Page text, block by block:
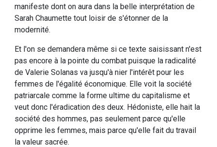
manifeste dont on aura dans la belle interprétation de
Sarah Chaumette tout loisir de s'étonner de la
modernité.
Et l'on se demandera même si ce texte saisissant n'est
pas encore à la pointe du combat puisque la radicalité
de Valerie Solanas va jusqu'à nier l'intérêt pour les
femmes de l'égalité économique. Elle voit la société
patriarcale comme la forme ultime du capitalisme et
veut donc l'éradication des deux. Hédoniste, elle hait la
société des hommes, pas seulement parce qu'elle
opprime les femmes, mais parce qu'elle fait du travail
la valeur sacrée.